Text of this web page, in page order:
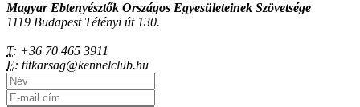
Magyar Ebtenyésztők Országos Egyesületeinek Szövetsége
1119 Budapest Tétényi út 130.
T: +36 70 465 3911
E: titkarsag@kennelclub.hu